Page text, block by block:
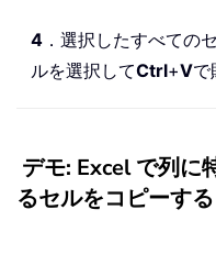
4 ．選択したすべての
ルを選択してCtrl+Vで
デモ: Excel で列に
るセルをコピーする